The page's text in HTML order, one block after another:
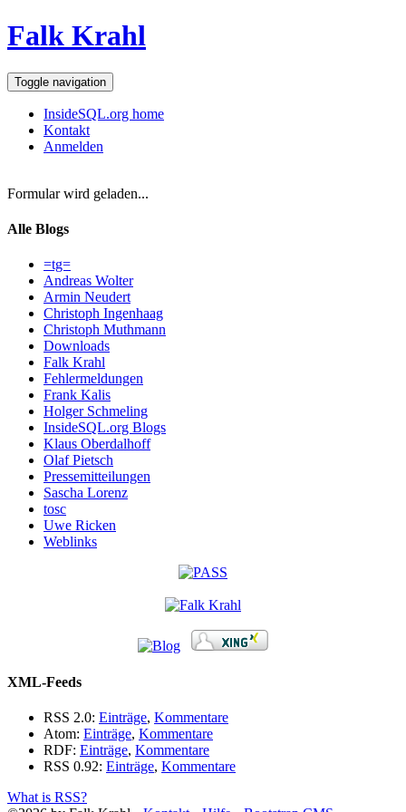
Falk Krahl
Toggle navigation
InsideSQL.org home
Kontakt
Anmelden
Formular wird geladen...
Alle Blogs
=tg=
Andreas Wolter
Armin Neudert
Christoph Ingenhaag
Christoph Muthmann
Downloads
Falk Krahl
Fehlermeldungen
Frank Kalis
Holger Schmeling
InsideSQL.org Blogs
Klaus Oberdalhoff
Olaf Pietsch
Pressemitteilungen
Sascha Lorenz
tosc
Uwe Ricken
Weblinks
XML-Feeds
RSS 2.0: Einträge, Kommentare
Atom: Einträge, Kommentare
RDF: Einträge, Kommentare
RSS 0.92: Einträge, Kommentare
What is RSS?